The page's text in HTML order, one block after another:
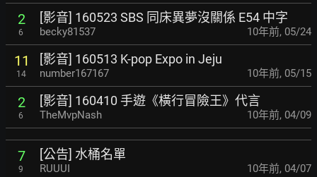
2
6
[影音] 160523 SBS 同床異夢沒關係 E54 中字
becky81537 10年前, 05/24
11
14
[影音] 160513 K-pop Expo in Jeju
number167167 10年前, 05/15
2
6
[影音] 160410 手遊《橫行冒險王》代言
TheMvpNash 10年前, 04/09
7
9
[公告] 水桶名單
RUUUI 10年前, 04/07